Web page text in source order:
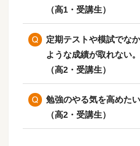
るかと思いますが、
ょう。
（高1・受講生）
定期テストや模試でな
ような成績が取れない。
（高2・受講生）
勉強のやる気を高めたい
（高2・受講生）